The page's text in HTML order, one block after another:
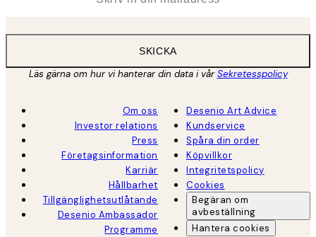
SKICKA
Läs gärna om hur vi hanterar din data i vårSekretesspolicy
Om oss
Investor relations
Press
Företagsinformation
Karriär
Hållbarhet
Tillgänglighetsutlåtande
Desenio Ambassador
Programme
Desenio Art Advice
Kundservice
Spåra din order
Köpvillkor
Integritetspolicy
Cookies
Begäran om
avbeställning
Hantera cookies